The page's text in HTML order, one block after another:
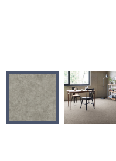
モデルハウス
新築戸建・マンション
#リリカラのある暮らし